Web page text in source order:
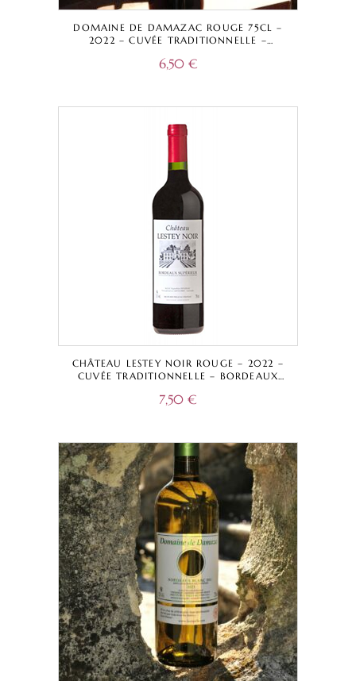
DOMAINE DE DAMAZAC ROUGE 75CL –
2022 – CUVÉE TRADITIONNELLE –
6,50 €
CHÂTEAU LESTEY NOIR ROUGE – 2022 –
CUVÉE TRADITIONNELLE – BORDEAUX
7,50 €